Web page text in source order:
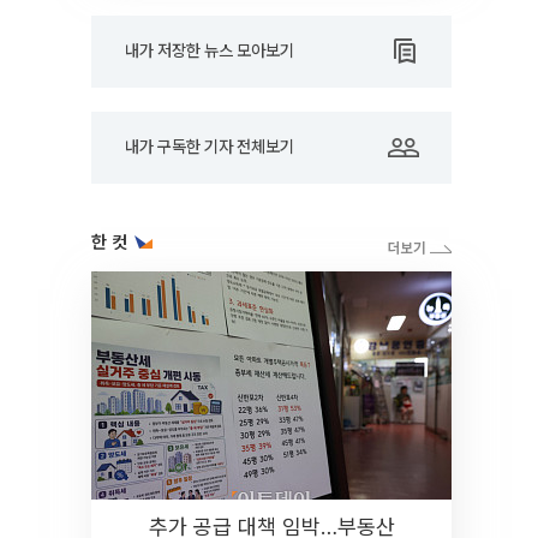
내가 저장한 뉴스 모아보기
내가 구독한 기자 전체보기
한 컷
추가 공급 대책 임박…부동산